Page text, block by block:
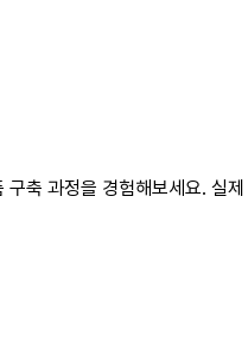
구축 과정을 경험해보세요. 실